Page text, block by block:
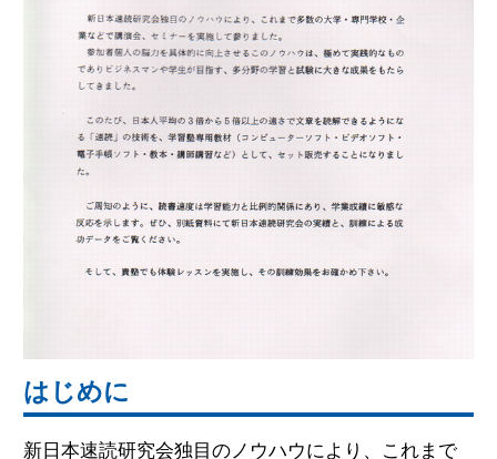
はじめに
新日本速読研究会独目のノウハウにより、これまで